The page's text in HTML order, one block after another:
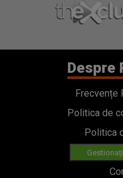
Despre
Frecvențe
Politica de
Politica